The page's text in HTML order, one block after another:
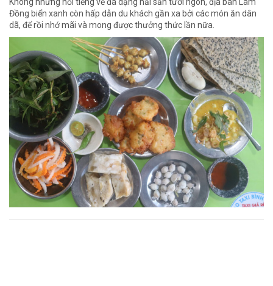
Không những nổi tiếng về đa dạng hải sản tươi ngon, địa bàn Lâm
Đồng biển xanh còn hấp dẫn du khách gần xa bởi các món ăn dân
dã, để rồi nhớ mãi và mong được thưởng thức lần nữa.